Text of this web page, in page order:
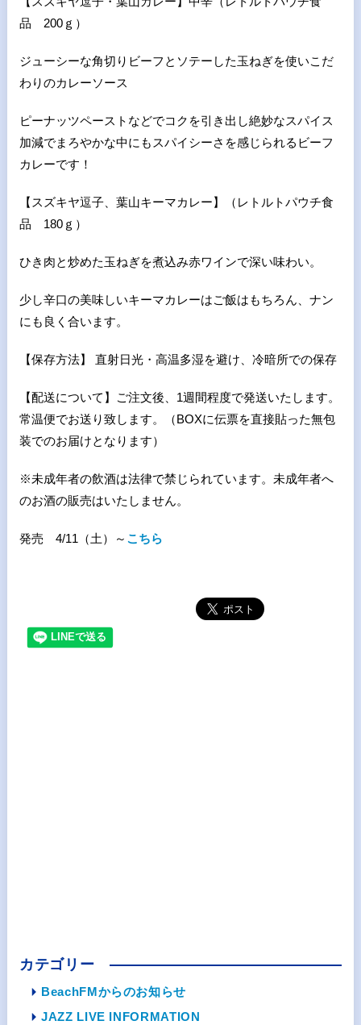
品 200ｇ）
ジューシーな角切りビーフとソテーした玉ねぎを使いこだ
わりのカレーソース
ピーナッツペーストなどでコクを引き出し絶妙なスパイス
加減でまろやかな中にもスパイシーさを感じられるビーフ
カレーです！
【スズキヤ逗子、葉山キーマカレー】（レトルトパウチ食
品 180ｇ）
ひき肉と炒めた玉ねぎを煮込み赤ワインで深い味わい。
少し辛口の美味しいキーマカレーはご飯はもちろん、ナン
にも良く合います。
【保存方法】 直射日光・高温多湿を避け、冷暗所での保存
【配送について】ご注文後、1週間程度で発送いたします。
常温便でお送り致します。（BOXに伝票を直接貼った無包
装でのお届けとなります）
※未成年者の飲酒は法律で禁じられています。未成年者へ
のお酒の販売はいたしません。
発売 4/11（土）～ こちら
カテゴリー
BeachFMからのお知らせ
JAZZ LIVE INFORMATION